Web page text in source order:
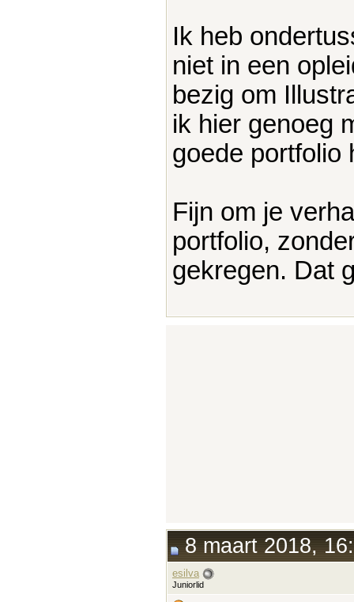
Ik heb
niet in een
bezig om
ik hier genoeg
goede portfolio
Fijn om je
portfolio,
gekregen. Dat
8 maart 2018,
esilva
Juniorlid